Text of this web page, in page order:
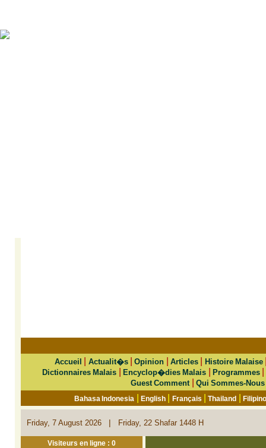
Accueil Actualit�s|Opinion Articles| Histoire Malaise
Dictionnaires Malais |Encyclop�dies Malais |Programmes
Guest Comment Qui Sommes-Nous
Bahasa Indonesia |English Français |Thailand |
Friday, 7 August 2026 | Friday, 22 Shafar 1448 H
Visiteurs en ligne : 0